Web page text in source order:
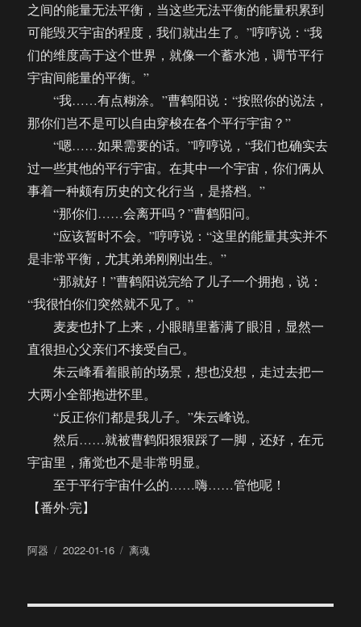
之间的能量无法平衡，当这些无法平衡的能量积累到
可能毁灭宇宙的程度，我们就出生了。”哼哼说：“我
们的维度高于这个世界，就像一个蓄水池，调节平行
宇宙间能量的平衡。”
“我……有点糊涂。”曹鹤阳说：“按照你的说法，
那你们岂不是可以自由穿梭在各个平行宇宙？”
“嗯……如果需要的话。”哼哼说，“我们也确实去
过一些其他的平行宇宙。在其中一个宇宙，你们俩从
事着一种颇有历史的文化行当，是搭档。”
“那你们……会离开吗？”曹鹤阳问。
“应该暂时不会。”哼哼说：“这里的能量其实并不
是非常平衡，尤其弟弟刚刚出生。”
“那就好！”曹鹤阳说完给了儿子一个拥抱，说：
“我很怕你们突然就不见了。”
麦麦也扑了上来，小眼睛里蓄满了眼泪，显然一
直很担心父亲们不接受自己。
朱云峰看着眼前的场景，想也没想，走过去把一
大两小全部抱进怀里。
“反正你们都是我儿子。”朱云峰说。
然后……就被曹鹤阳狠狠踩了一脚，还好，在元
宇宙里，痛觉也不是非常明显。
至于平行宇宙什么的……嗨……管他呢！
【番外·完】
作
阿器
发
2022-01-16
分
离魂